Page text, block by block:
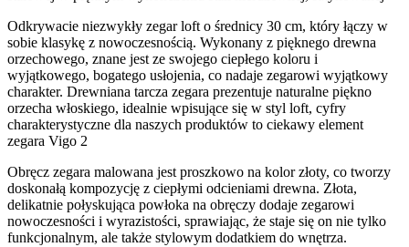
Odkrywacie niezwykły zegar loft o średnicy 30 cm, który łączy w
sobie klasykę z nowoczesnością. Wykonany z pięknego drewna
orzechowego, znane jest ze swojego ciepłego koloru i
wyjątkowego, bogatego usłojenia, co nadaje zegarowi wyjątkowy
charakter. Drewniana tarcza zegara prezentuje naturalne piękno
orzecha włoskiego, idealnie wpisujące się w styl loft, cyfry
charakterystyczne dla naszych produktów to ciekawy element
zegara Vigo 2
Obręcz zegara malowana jest proszkowo na kolor złoty, co tworzy
doskonałą kompozycję z ciepłymi odcieniami drewna. Złota,
delikatnie połyskująca powłoka na obręczy dodaje zegarowi
nowoczesności i wyrazistości, sprawiając, że staje się on nie tylko
funkcjonalnym, ale także stylowym dodatkiem do wnętrza.